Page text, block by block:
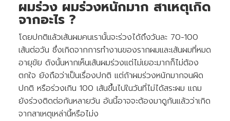
ผมร่วง ผมร่วงหนักมาก สาเหตุเกิด
จากอะไร ?
โดยปกติแล้วเส้นผมคนเรานั้นจะร่วงได้ถึงวันละ 70-100
เส้นต่อวัน ซึ่งเกิดจากการทำงานของรากผมและเส้นผมที่หมด
อายุขัย ดังนั้นหากเห็นเส้นผมร่วงแต่ไม่เยอะมากก็ไม่ต้อง
ตกใจ ยังถือว่าเป็นเรื่องปกติ แต่ถ้าผมร่วงหนักมากจนผิด
ปกติ หรือร่วงเกิน 100 เส้นขึ้นไปในวันที่ไม่ได้สระผม แถม
ยังร่วงติดต่อกันหลายวัน อันนี้อาจจะต้องมาดูกันแล้วว่าเกิด
จากสาเหตุเหล่านี้หรือไม่ง